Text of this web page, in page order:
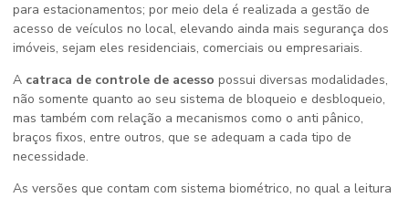
para estacionamentos; por meio dela é realizada a gestão de
acesso de veículos no local, elevando ainda mais segurança dos
imóveis, sejam eles residenciais, comerciais ou empresariais.
A catraca de controle de acesso possui diversas modalidades,
não somente quanto ao seu sistema de bloqueio e desbloqueio,
mas também com relação a mecanismos como o anti pânico,
braços fixos, entre outros, que se adequam a cada tipo de
necessidade.
As versões que contam com sistema biométrico, no qual a leitura